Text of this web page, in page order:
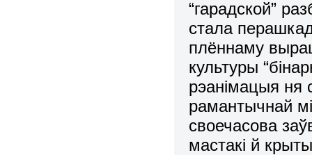
“гарадской”
стала
плённаму
культуры
рэанімацыя ня
рамантычнай
своечасова
мастакі й